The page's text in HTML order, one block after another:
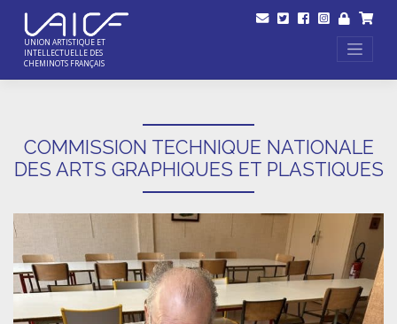
content
UNION ARTISTIQUE ET
INTELLECTUELLE DES
CHEMINOTS FRANÇAIS
COMMISSION TECHNIQUE NATIONALE
DES ARTS GRAPHIQUES ET PLASTIQUES